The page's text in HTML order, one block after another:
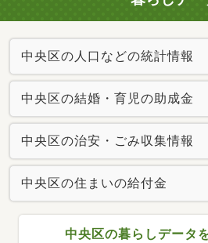
中央区の人口などの統計情報
中央区の結婚・育児の助成金
中央区の治安・ごみ収集情報
中央区の住まいの給付金
中央区の暮らしデータ